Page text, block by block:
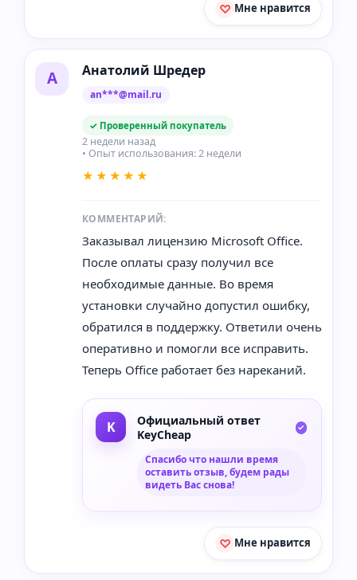
Мне нравится
А Анатолий Шредер
an***@mail.ru
✓ Проверенный покупатель
2 недели назад
• Опыт использования: 2 недели
★★★★★
КОММЕНТАРИЙ:
Заказывал лицензию Microsoft Office.
После оплаты сразу получил все
необходимые данные. Во время
установки случайно допустил ошибку,
обратился в поддержку. Ответили очень
оперативно и помогли все исправить.
Теперь Office работает без нареканий.
Официальный ответ
KeyCheap
Спасибо что нашли время
оставить отзыв, будем рады
видеть Вас снова!
Мне нравится